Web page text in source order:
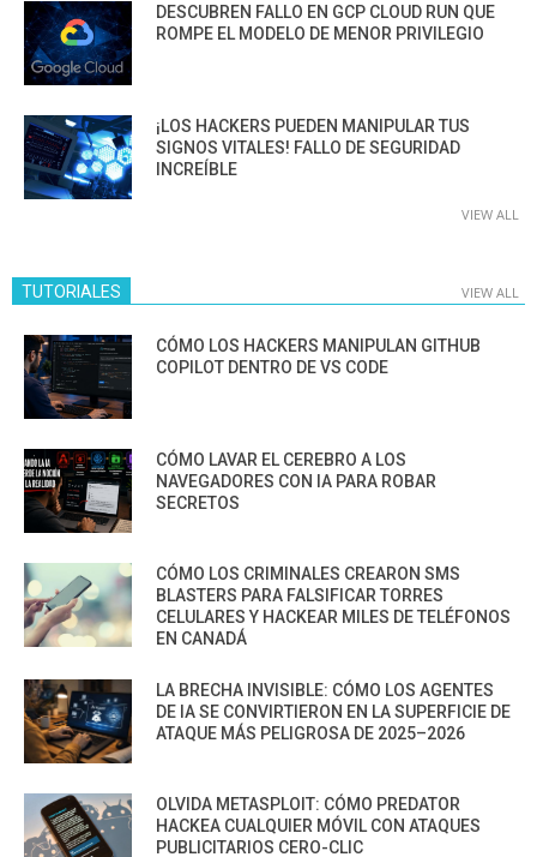
DESCUBREN FALLO EN GCP CLOUD RUN QUE
ROMPE EL MODELO DE MENOR PRIVILEGIO
¡LOS HACKERS PUEDEN MANIPULAR TUS
SIGNOS VITALES! FALLO DE SEGURIDAD
INCREÍBLE
VIEW ALL
TUTORIALES VIEW ALL
CÓMO LOS HACKERS MANIPULAN GITHUB
COPILOT DENTRO DE VS CODE
CÓMO LAVAR EL CEREBRO A LOS
NAVEGADORES CON IA PARA ROBAR
SECRETOS
CÓMO LOS CRIMINALES CREARON SMS
BLASTERS PARA FALSIFICAR TORRES
CELULARES Y HACKEAR MILES DE TELÉFONOS
EN CANADÁ
LA BRECHA INVISIBLE: CÓMO LOS AGENTES
DE IA SE CONVIRTIERON EN LA SUPERFICIE DE
ATAQUE MÁS PELIGROSA DE 2025–2026
OLVIDA METASPLOIT: CÓMO PREDATOR
HACKEA CUALQUIER MÓVIL CON ATAQUES
PUBLICITARIOS CERO-CLIC